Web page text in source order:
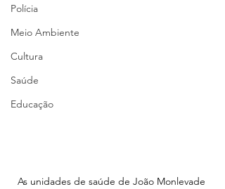
Polícia
Meio Ambiente
Cultura
Saúde
Educação
As unidades de saúde de João Monlevade